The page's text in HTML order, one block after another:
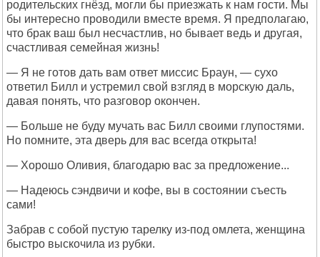
родительских гнёзд, могли бы приезжать к нам гости. Мы
бы интересно проводили вместе время. Я предполагаю,
что брак ваш был несчастлив, но бывает ведь и другая,
счастливая семейная жизнь!
— Я не готов дать вам ответ миссис Браун, — сухо
ответил Билл и устремил свой взгляд в морскую даль,
давая понять, что разговор окончен.
— Больше не буду мучать вас Билл своими глупостями.
Но помните, эта дверь для вас всегда открыта!
— Хорошо Оливия, благодарю вас за предложение...
— Надеюсь сэндвичи и кофе, вы в состоянии съесть
сами!
Забрав с собой пустую тарелку из-под омлета, женщина
быстро выскочила из рубки.